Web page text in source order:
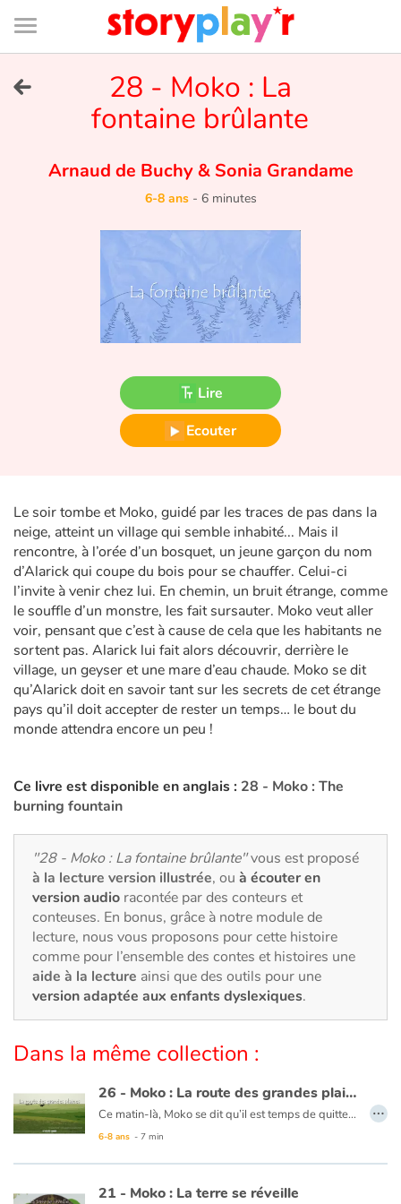
Connexion
Bibliothèque
de
page
Je me connecte
Tester gratuitement
Bibliothèque
Fable, mythe, littérature et poésie
Héroïnes et héros
Écologie, nature, saisons
Les animaux
Voyage, épopée, enquête, aventure
Autour du monde
Art, espace, activité
Documentaires
En famille
Quotidien et loisirs
À l'école
Fêtes et évènements
Sujets de société
Émotions et sentiments
28 - Moko : La
fontaine brûlante
Arnaud de Buchy&Sonia Grandame
6-8 ans- 6 minutes
Lire
Ecouter
Le soir tombe et Moko, guidé par les traces de pas dans la
neige, atteint un village qui semble inhabité... Mais il
rencontre, à l’orée d’un bosquet, un jeune garçon du nom
d’Alarick qui coupe du bois pour se chauffer. Celui-ci
l’invite à venir chez lui. En chemin, un bruit étrange, comme
le souffle d’un monstre, les fait sursauter. Moko veut aller
voir, pensant que c’est à cause de cela que les habitants ne
sortent pas. Alarick lui fait alors découvrir, derrière le
village, un geyser et une mare d’eau chaude. Moko se dit
qu’Alarick doit en savoir tant sur les secrets de cet étrange
pays qu’il doit accepter de rester un temps… le bout du
monde attendra encore un peu !
Ce livre est disponible en anglais : 28 - Moko : The
burning fountain
"28 - Moko : La fontaine brûlante"vous est proposé
à la lecture version illustrée, ou à écouter en
version audio racontée par des conteurs et
conteuses. En bonus, grâce à notre module de
lecture, nous vous proposons pour cette histoire
comme pour l’ensemble des contes et histoires une
aide à la lecture ainsi que des outils pour une
version adaptée aux enfants dyslexiques.
Dans la même collection :
26 - Moko : La route des grandes plaines
Ce matin-là, Moko se dit qu’il est temps de quitter le pays de Meï-Li, il prépare sa pirogue. Un homme vient lui expliquer qu’il doit prendre la route des grandes plaines pour continuer son voyage. Moko rentre au village dire adieu à Meï-Li. Moko se met en chemin et un matin, il atteint cette fameuse route où l’horizon est infini. Le vent se lève et une bourrasque fait tomber Moko. En voyant sa pierre par terre, Moko pense à Meï-Li et se dit qu’il doit continuer pour ceux qu’il laisse. Il avance, serrant contre lui la pierre précieuse. Le cœur de Moko reprend espoir car il sait qu’un jour, son voyage prendra fin en le ramenant à ceux qu’ils aiment.
Ce livre est disponible en anglais :26 - Moko : The route of the great plains
6-8 ans - 7 min
…
21 - Moko : La terre se réveille